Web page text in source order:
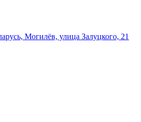
Могилёв, улица Залуцкого, 21